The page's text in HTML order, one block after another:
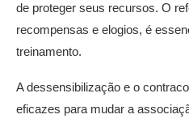
de proteger seus recursos. O
recompensas e elogios, é
treinamento.
A dessensibilização e o
eficazes para mudar a